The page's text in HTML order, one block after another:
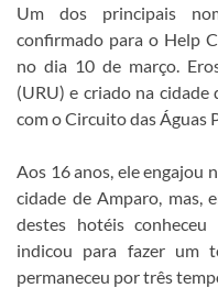
Um dos principais
confirmado para o Help
no dia 10 de março.
(URU) e criado na
com o Circuito das Águas
Aos 16 anos, ele engajou
cidade de Amparo, mas,
destes hotéis
indicou para fazer um
permaneceu por três